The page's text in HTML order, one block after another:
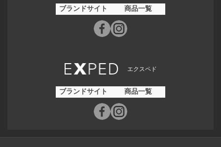
ブランドサイト 商品一覧
エクスペド
ブランドサイト 商品一覧